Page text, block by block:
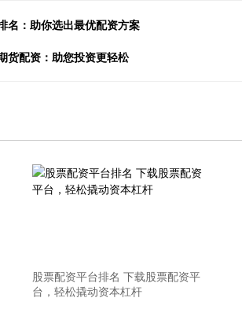
名：助你选出最优配资方案
货配资：助您投资更轻松
股票配资平台排名 下载股票配资平
台，轻松撬动资本杠杆